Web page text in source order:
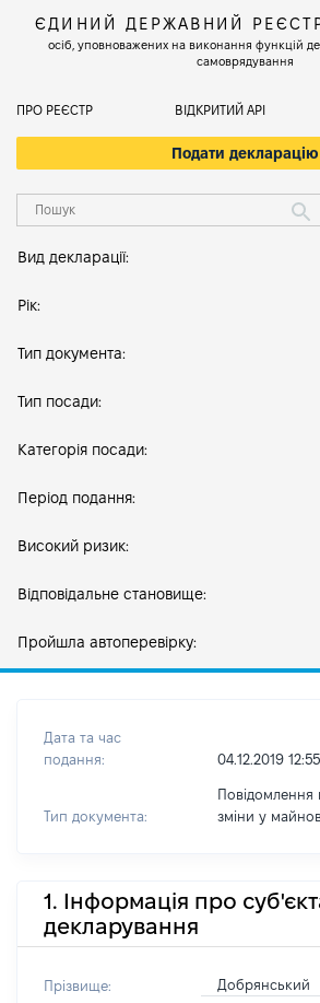
ЄДИНИЙ ДЕРЖАВНИЙ
осіб, уповноважених на виконання функцій
самоврядування
ПРО РЕЄСТР ВІДКРИТИЙ АРІ
Подати декларацію
Вид декларації:
Рік:
Тип документа:
Тип посади:
Категорія посади:
Період подання:
Високий ризик:
Відповідальне становище:
Пройшла автоперевірку:
Дата та час
подання:
04.12.2019 12:55
Тип документа:
Повідомлення
зміни y
1. Інформація про
декларування
Прізвище: Добрянський